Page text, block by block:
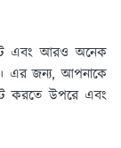
এবং আরও অনেক
এর জন্য, আপনাকে
করতে উপরে এবং